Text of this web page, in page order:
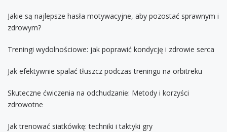
Jakie są najlepsze hasła motywacyjne, aby pozostać sprawnym i
zdrowym?
Treningi wydolnościowe: jak poprawić kondycję i zdrowie serca
Jak efektywnie spalać tłuszcz podczas treningu na orbitreku
Skuteczne ćwiczenia na odchudzanie: Metody i korzyści
zdrowotne
Jak trenować siatkówkę: techniki i taktyki gry